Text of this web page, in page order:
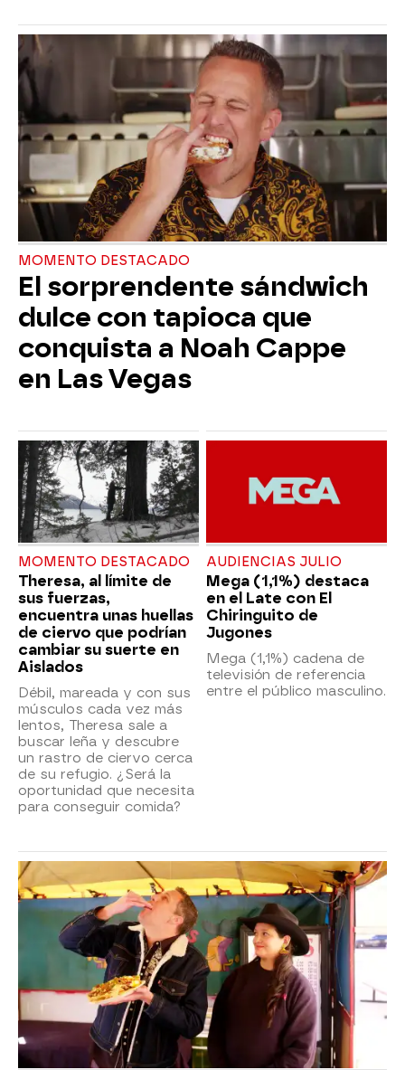
MOMENTO DESTACADO
El sorprendente sándwich
dulce con tapioca que
conquista a Noah Cappe
en Las Vegas
MOMENTO DESTACADO
Theresa, al límite de
sus fuerzas,
encuentra unas huellas
de ciervo que podrían
cambiar su suerte en
Aislados
Débil, mareada y con sus
músculos cada vez más
lentos, Theresa sale a
buscar leña y descubre
un rastro de ciervo cerca
de su refugio. ¿Será la
oportunidad que necesita
para conseguir comida?
AUDIENCIAS JULIO
Mega (1,1%) destaca
en el Late con El
Chiringuito de
Jugones
Mega (1,1%) cadena de
televisión de referencia
entre el público masculino.